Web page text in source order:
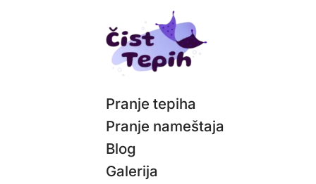
Pranje tepiha
Pranje nameštaja
Blog
Galerija